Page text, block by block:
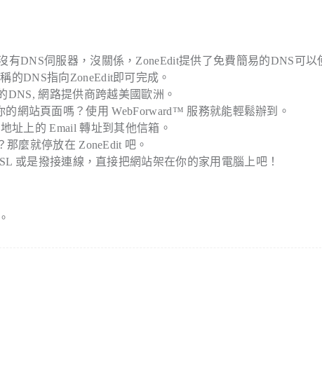
有DNS伺服器，沒關係，ZoneEdit提供了免費簡易的DNS可以
的DNS指向ZoneEdit即可完成。
DNS, 網路提供商跨越美國歐洲。
的網站頁面嗎？使用 WebForward™ 服務就能輕鬆辦到。
址上的 Email 轉址到其他信箱。
麼就停放在 ZoneEdit 吧。
或是撥接連線，直接把網站架在你的家用電腦上吧！